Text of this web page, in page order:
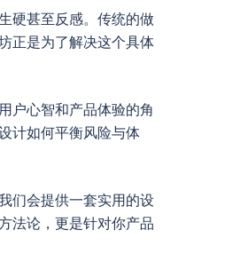
硬甚至反感。传统的做
正是为了解决这个具体
户心智和产品体验的角
计如何平衡风险与体
们会提供一套实用的设
法论，更是针对你产品